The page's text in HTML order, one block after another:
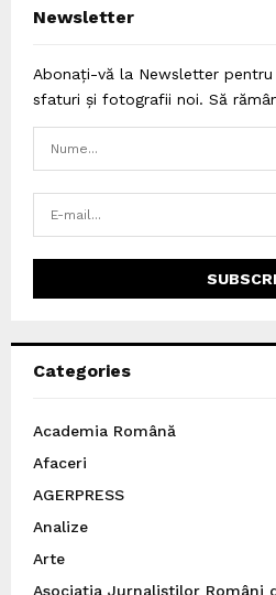
Newsletter
Abonați-vă la Newsletter
sfaturi și fotografii noi. Să
Categories
Academia Română
Afaceri
AGERPRESS
Analize
Arte
Asociația Jurnaliștilor Români